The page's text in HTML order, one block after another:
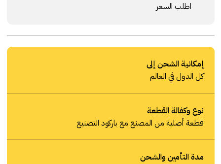
اطلب السعر
إمكانية الشحن إلى
كل الدول في العالم
نوع وكفالة القطعة
قطعة أصلية من المصنع مع باركود التصنيع
مدة التأمين والشحن